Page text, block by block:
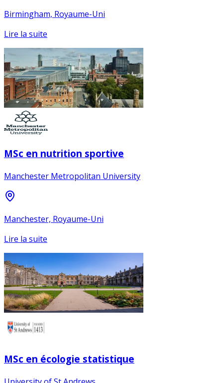
Birmingham, Royaume-Uni
Lire la suite
MSc en nutrition sportive
Manchester Metropolitan University
Manchester, Royaume-Uni
Lire la suite
MSc en écologie statistique